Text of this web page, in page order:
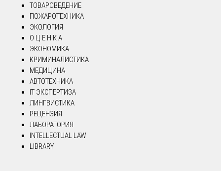
ТОВАРОВЕДЕНИЕ
ПОЖАРОТЕХНИКА
ЭКОЛОГИЯ
О Ц Е Н К А
ЭКОНОМИКА
КРИМИНАЛИСТИКА
МЕДИЦИНА
АВТОТЕХНИКА
IT ЭКСПЕРТИЗА
ЛИНГВИСТИКА
РЕЦЕНЗИЯ
ЛАБОРАТОРИЯ
INTELLECTUAL LAW
LIBRARY